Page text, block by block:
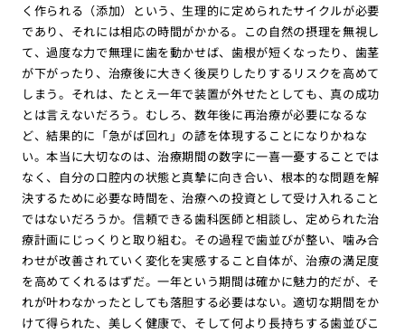
く作られる（添加）という、生理的に定められたサイクルが必要
であり、それには相応の時間がかかる。この自然の摂理を無視し
て、過度な力で無理に歯を動かせば、歯根が短くなったり、歯茎
が下がったり、治療後に大きく後戻りしたりするリスクを高めて
しまう。それは、たとえ一年で装置が外せたとしても、真の成功
とは言えないだろう。むしろ、数年後に再治療が必要になるな
ど、結果的に「急がば回れ」の諺を体現することになりかねな
い。本当に大切なのは、治療期間の数字に一喜一憂することでは
なく、自分の口腔内の状態と真摯に向き合い、根本的な問題を解
決するために必要な時間を、治療への投資として受け入れること
ではないだろうか。信頼できる歯科医師と相談し、定められた治
療計画にじっくりと取り組む。その過程で歯並びが整い、噛み合
わせが改善されていく変化を実感すること自体が、治療の満足度
を高めてくれるはずだ。一年という期間は確かに魅力的だが、そ
れが叶わなかったとしても落胆する必要はない。適切な期間をか
けて得られた、美しく健康で、そして何より長持ちする歯並びこ